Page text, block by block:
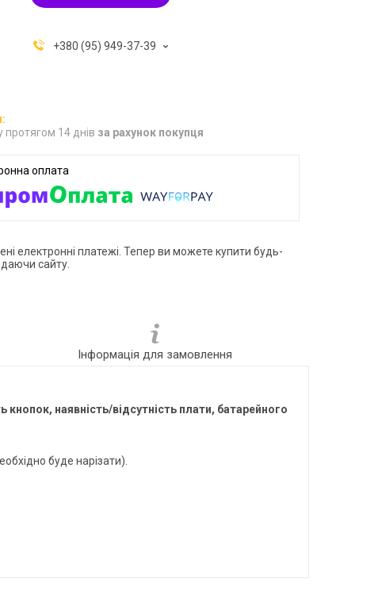
+380 (95) 949-37-39
протягом 14 днів за рахунок покупця
електронні платежі. Тепер ви можете купити будь-
сайту.
Інформація для замовлення
наявність/відсутність плати, батарейного
буде нарізати).